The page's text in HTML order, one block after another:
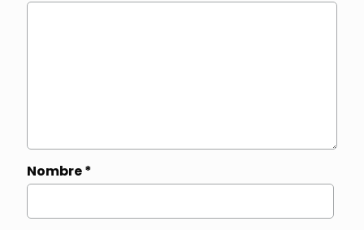
Nombre*